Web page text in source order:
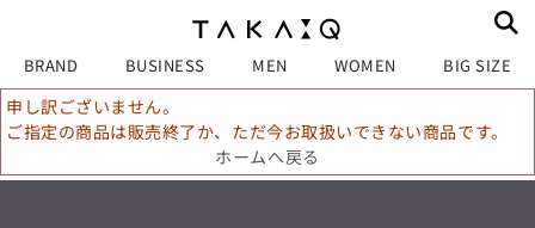
BRAND BUSINESS MEN WOMEN BIG SIZE
申し訳ございません。
ご指定の商品は販売終了か、ただ今お取扱いできない商品です。
ホームへ戻る